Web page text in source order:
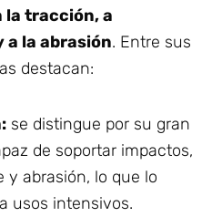
la tracción, a
a la abrasión. Entre sus
destacan:
se distingue por su gran
de soportar impactos,
y abrasión, lo que lo
usos intensivos.